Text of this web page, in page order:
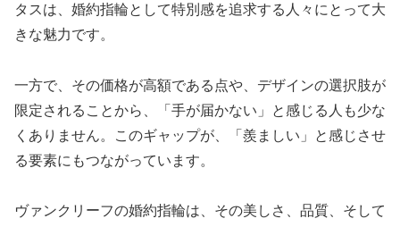
タスは、婚約指輪として特別感を追求する人々にとって大
きな魅力です。
一方で、その価格が高額である点や、デザインの選択肢が
限定されることから、「手が届かない」と感じる人も少な
くありません。このギャップが、「羨ましい」と感じさせ
る要素にもつながっています。
ヴァンクリーフの婚約指輪は、その美しさ、品質、そして